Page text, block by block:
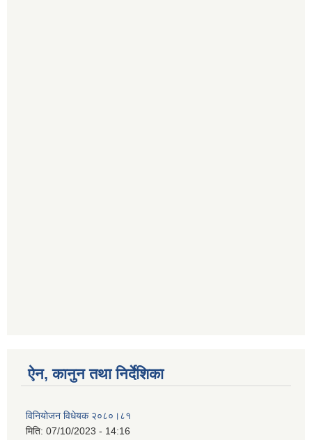
ऐन, कानुन तथा निर्देशिका
विनियोजन विधेयक २०८०।८१
मिति: 07/10/2023 - 14:16